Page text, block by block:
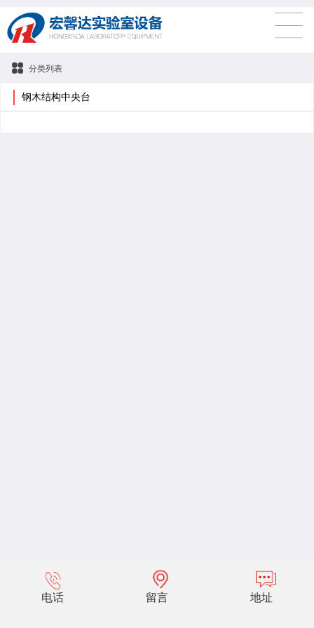
分类列表
钢木结构中央台
电话 留言 地址